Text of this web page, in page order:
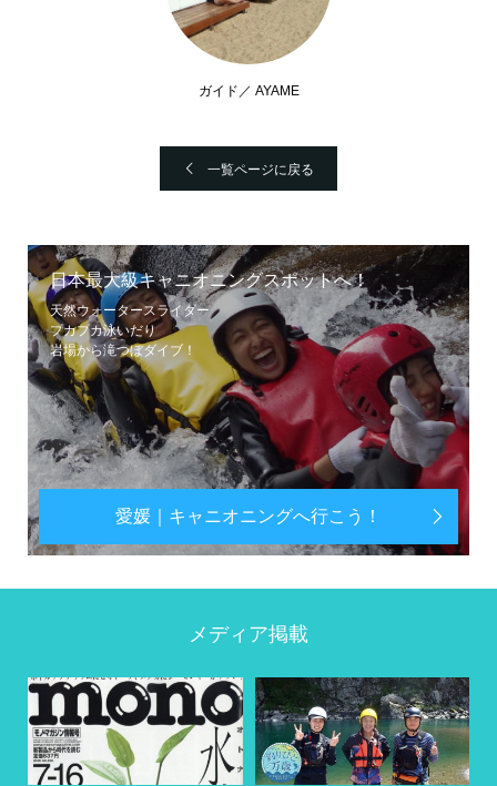
ガイド／ AYAME
一覧ページに戻る
日本最大級キャニオニングスポットへ！
天然ウォータースライダー
プカプカ泳いだり
岩場から滝つぼダイブ！
愛媛｜キャニオニングへ行こう！
メディア掲載